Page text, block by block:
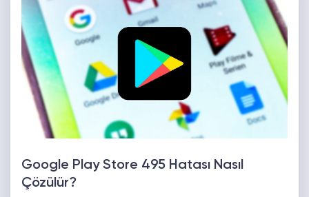
Google Play Store 495 Hatası Nasıl
Çözülür?